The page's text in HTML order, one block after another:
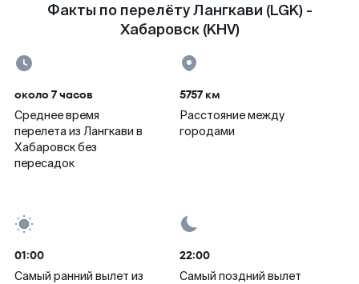
Факты по перелёту Лангкави (LGK) -
Хабаровск (KHV)
около 7 часов
Среднее время
перелета из Лангкави в
Хабаровск без
пересадок
5757 км
Расстояние между
городами
01:00
Самый ранний вылет из
22:00
Самый поздний вылет